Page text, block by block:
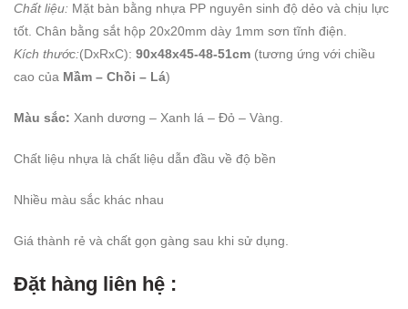
Chất liệu: Mặt bàn bằng nhựa PP nguyên sinh độ dẻo và chịu lực
tốt. Chân bằng sắt hộp 20x20mm dày 1mm sơn tĩnh điện.
Kích thước:(DxRxC): 90x48x45-48-51cm (tương ứng với chiều
cao của Mầm – Chồi – Lá)
Màu sắc: Xanh dương – Xanh lá – Đỏ – Vàng.
Chất liệu nhựa là chất liệu dẫn đầu về độ bền
Nhiều màu sắc khác nhau
Giá thành rẻ và chất gọn gàng sau khi sử dụng.
Đặt hàng liên hệ :